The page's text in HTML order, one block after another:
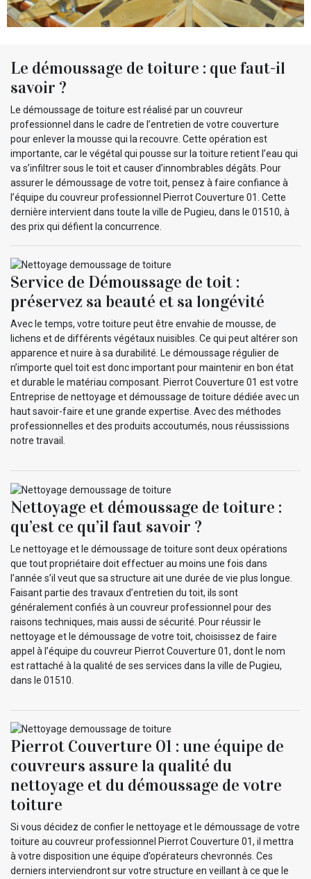
Le démoussage de toiture : que faut-il
savoir ?
Le démoussage de toiture est réalisé par un couvreur
professionnel dans le cadre de l’entretien de votre couverture
pour enlever la mousse qui la recouvre. Cette opération est
importante, car le végétal qui pousse sur la toiture retient l’eau qui
va s’infiltrer sous le toit et causer d’innombrables dégâts. Pour
assurer le démoussage de votre toit, pensez à faire confiance à
l’équipe du couvreur professionnel Pierrot Couverture 01. Cette
dernière intervient dans toute la ville de Pugieu, dans le 01510, à
des prix qui défient la concurrence.
Service de Démoussage de toit :
préservez sa beauté et sa longévité
Avec le temps, votre toiture peut être envahie de mousse, de
lichens et de différents végétaux nuisibles. Ce qui peut altérer son
apparence et nuire à sa durabilité. Le démoussage régulier de
n’importe quel toit est donc important pour maintenir en bon état
et durable le matériau composant. Pierrot Couverture 01 est votre
Entreprise de nettoyage et démoussage de toiture dédiée avec un
haut savoir-faire et une grande expertise. Avec des méthodes
professionnelles et des produits accoutumés, nous réussissions
notre travail.
Nettoyage et démoussage de toiture :
qu’est ce qu’il faut savoir ?
Le nettoyage et le démoussage de toiture sont deux opérations
que tout propriétaire doit effectuer au moins une fois dans
l’année s’il veut que sa structure ait une durée de vie plus longue.
Faisant partie des travaux d’entretien du toit, ils sont
généralement confiés à un couvreur professionnel pour des
raisons techniques, mais aussi de sécurité. Pour réussir le
nettoyage et le démoussage de votre toit, choisissez de faire
appel à l’équipe du couvreur Pierrot Couverture 01, dont le nom
est rattaché à la qualité de ses services dans la ville de Pugieu,
dans le 01510.
Pierrot Couverture 01 : une équipe de
couvreurs assure la qualité du
nettoyage et du démoussage de votre
toiture
Si vous décidez de confier le nettoyage et le démoussage de votre
toiture au couvreur professionnel Pierrot Couverture 01, il mettra
à votre disposition une équipe d’opérateurs chevronnés. Ces
derniers interviendront sur votre structure en veillant à ce que le